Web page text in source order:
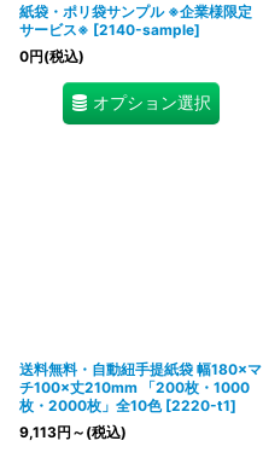
紙袋・ポリ袋サンプル ※企業様限定
サービス※ [2140-sample]
0円(税込)
オプション選択
送料無料・自動紐手提紙袋 幅180×マ
チ100×丈210mm 「200枚・1000
枚・2000枚」全10色 [2220-t1]
9,113円 ～ (税込)